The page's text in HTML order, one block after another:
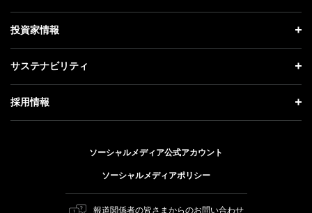
更新情報
記者説明会
社長メッセージ
事業紹介
ガバナンス
理念・ビジョン・戦略 トップ
成長戦略「Activate AI for Society」
人材戦略
投資家情報
投資家情報 トップ
経営方針
個人投資家の皆さまへ
株式と社債について
サステナビリティ
サステナビリティ トップ
トップメッセージ
ESG方針・体制
マテリアリティ（重要課題）
採用情報
ソーシャルメディア公式アカウント
ソーシャルメディアポリシー
報道関係者の皆さまからのお問い合わせ